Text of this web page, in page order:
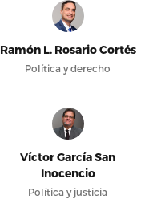
Ramón L. Rosario Cortés
Política y derecho
Víctor García San
Inocencio
Política y justicia